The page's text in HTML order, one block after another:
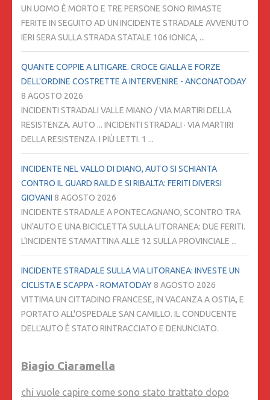
UN UOMO È MORTO E TRE PERSONE SONO RIMASTE
FERITE IN SEGUITO AD UN INCIDENTE STRADALE AVVENUTO
IERI SERA SULLA STRADA STATALE 106 IONICA, ...
QUANTE COPPIE A LITIGARE. CROCE GIALLA E FORZE
DELL'ORDINE COSTRETTE A INTERVENIRE - ANCONATODAY
8 AGOSTO 2026
INCIDENTI STRADALI VALLE MIANO / VIA MARTIRI DELLA
RESISTENZA. AUTO ... INCIDENTI STRADALI · VIA MARTIRI
DELLA RESISTENZA. I PIÙ LETTI. 1 ...
INCIDENTE NEL VALLO DI DIANO, AUTO SI SCHIANTA
CONTRO IL GUARD RAILD E SI RIBALTA: FERITI DIVERSI
GIOVANI 8 AGOSTO 2026
INCIDENTE STRADALE A PONTECAGNANO, SCONTRO TRA
UN'AUTO E UNA BICICLETTA SULLA LITORANEA: DUE FERITI.
L'INCIDENTE STAMATTINA ALLE 12 SULLA PROVINCIALE ...
INCIDENTE STRADALE SULLA VIA LITORANEA: INVESTE UN
CICLISTA E SCAPPA - ROMATODAY8 AGOSTO 2026
VITTIMA UN CITTADINO FRANCESE, IN VACANZA A OSTIA, E
PORTATO ALL'OSPEDALE SAN CAMILLO. IL CONDUCENTE
DELL'AUTO È STATO RINTRACCIATO E DENUNCIATO.
Biagio Ciaramella
chi vuole capire come sono stato trattato dopo